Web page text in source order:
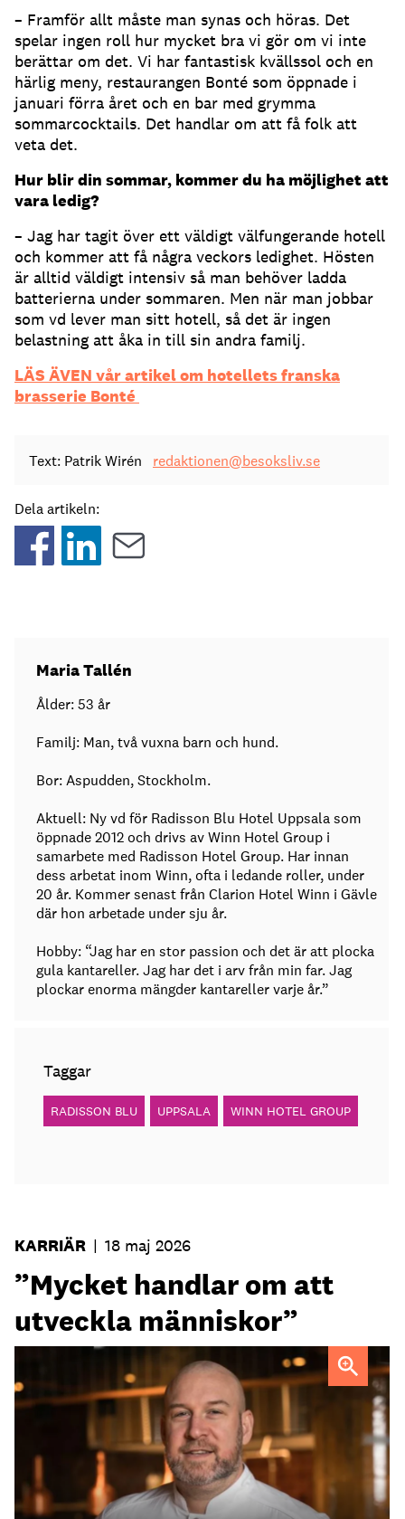
– Framför allt måste man synas och höras. Det
spelar ingen roll hur mycket bra vi gör om vi inte
berättar om det. Vi har fantastisk kvällssol och en
härlig meny, restaurangen Bonté som öppnade i
januari förra året och en bar med grymma
sommarcocktails. Det handlar om att få folk att
veta det.
Hur blir din sommar, kommer du ha möjlighet att
vara ledig?
– Jag har tagit över ett väldigt välfungerande hotell
och kommer att få några veckors ledighet. Hösten
är alltid väldigt intensiv så man behöver ladda
batterierna under sommaren. Men när man jobbar
som vd lever man sitt hotell, så det är ingen
belastning att åka in till sin andra familj.
LÄS ÄVEN vår artikel om hotellets franska
brasserie Bonté
Text: Patrik Wirén redaktionen@besoksliv.se
Dela artikeln:
Maria Tallén
Ålder: 53 år
Familj: Man, två vuxna barn och hund.
Bor: Aspudden, Stockholm.
Aktuell: Ny vd för Radisson Blu Hotel Uppsala som
öppnade 2012 och drivs av Winn Hotel Group i
samarbete med Radisson Hotel Group. Har innan
dess arbetat inom Winn, ofta i ledande roller, under
20 år. Kommer senast från Clarion Hotel Winn i Gävle
där hon arbetade under sju år.
Hobby: “Jag har en stor passion och det är att plocka
gula kantareller. Jag har det i arv från min far. Jag
plockar enorma mängder kantareller varje år.”
Taggar
RADISSON BLU UPPSALA WINN HOTEL GROUP
KARRIÄR | 18 maj 2026
”Mycket handlar om att
utveckla människor”
FOTO: Carotte